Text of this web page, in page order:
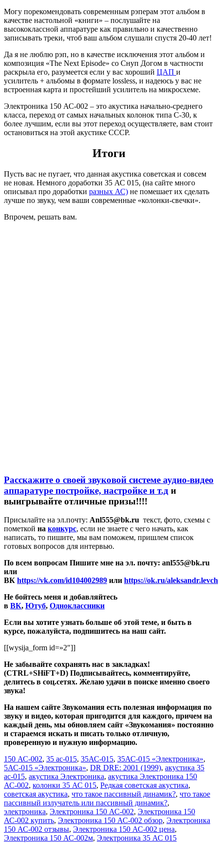
Могу порекомендовать современным рэперам этот альбом в
качестве настольной «книги» – послушайте на
высококлассной аппаратуре как правильно и качественно
записывать треки, чтоб ваш альбом слушали спустя 20-40 лет!
Да я не люблю рэп, но в качестве исключения этот альбом и
композиция «The Next Episode» со Снуп Догом в частности
раскрыла его, разумеется если у вас хороший ЦАП и
усилитель + альбомы в формате lossless, и надеюсь у вас не
встроенная карта и простейший усилитель на микросхеме.
Электроника 150 АС-002 – это акустика начально-среднего
класса, переход от самых начальных колонок типа C-30, к
более лучшим, если вы этот переход осуществляете, вам стоит
остановиться на этой акустике СССР.
Итоги
Пусть вас не пугает, что данная акустика советская и совсем
не новая. Немного доработки 35 АС 015, (на сайте много
описывал про доработки разных АС) не помешает их сделать
лучше по звуку, чем ваши современные «колонки-свечки».
Впрочем, решать вам.
Расскажите о своей звуковой системе аудио-видео
аппаратуре постройке, настройке и т.д и
выигрывайте отличные призы!!!!
Присылайте на эл.почту: Anl555@bk.ru текст, фото, схемы с
пометкой на конкурс, если не знаете с чего начать, как
написать, то пишите, мы вам поможем, пришлем список
готовых вопросов для интервью.
По всем вопросам Пишите мне на эл. почту: anl555@bk.ru
или
ВК https://vk.com/id104002989 или https://ok.ru/
Не бойтесь меня и добавляйтесь
в ВК, Ютуб, Одноклассники
Если вы хотите узнать больше об этой теме, и быть в
курсе, пожалуйста, подпишитесь на наш сайт.
[[wysija_form id=»2″]]
Не забывайте сохранять нас в закладках!
(CTRL+SHiFT+D) Подписывайтесь, комментируйте,
делитесь в соц.сетях. Желаю удачи в поиске именно своего
звука!
На нашем сайте Звукомания есть полезная информация по
звуку и видео, которая пригодится для каждого, причем на
каждый день, мы обновляем сайт «Звукомания» постоянно
и стараемся искать и писать только отличную,
проверенную и нужную информацию.
150 АС-002, 35 ас-015, 35АС-015, 35АС-015 «Электроника»,
5АС-015 «Электроника», DR DRE: 2001 (1999), акустика 35
ас-015, акустика Электроника, акустика Электроника 150
АС-002, колонки 35 АС 015, Редкая советская акустика,
советская акустика, что такое пассивный динамик?, что такое
пассивный излучатель или пассивный динамик?,
электроника, Электроника 150 АС-002, Электроника 150
АС-002 купить, Электроника 150 АС-002 обзор, Электроника
150 АС-002 отзывы, Электроника 150 АС-002 цена,
Электроника 150 АС-002м, Электроника 35 АС 015